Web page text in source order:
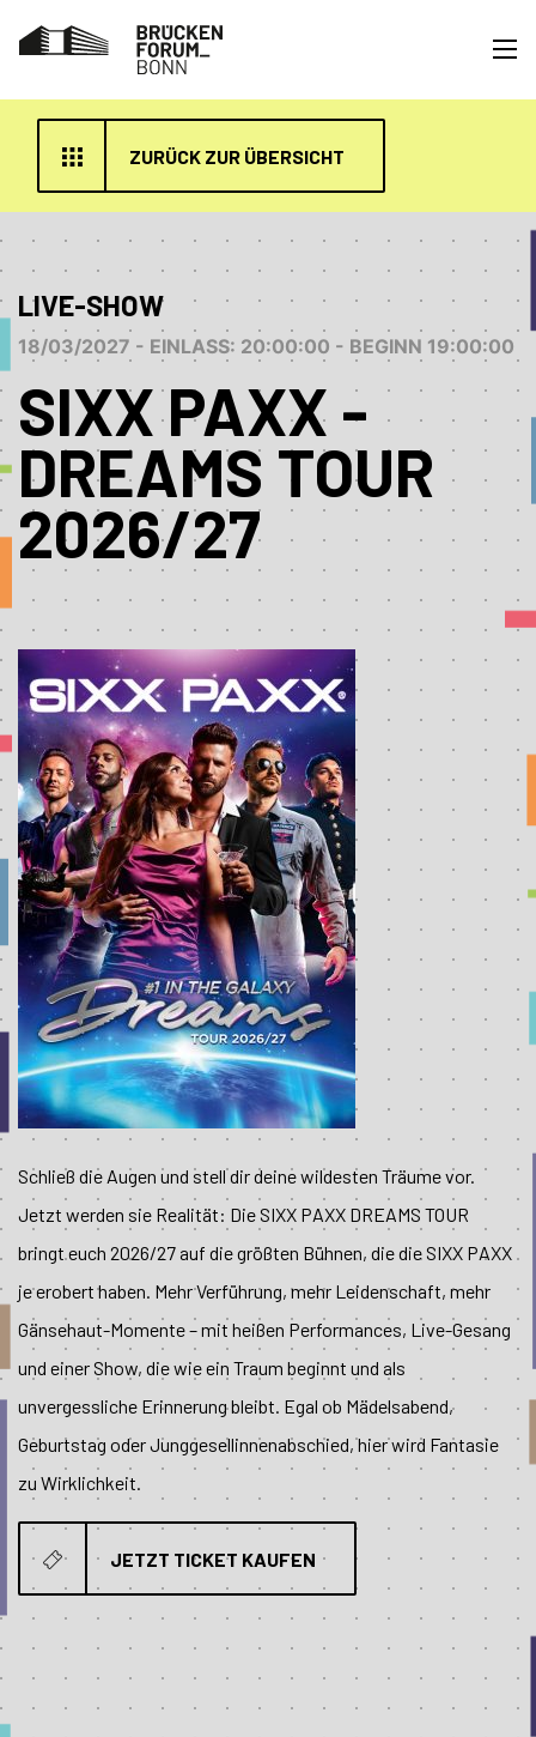
ZURÜCK ZUR ÜBERSICHT
LIVE-SHOW
18/03/2027 - EINLASS: 20:00:00 - BEGINN 19:00:00
SIXX PAXX -
DREAMS TOUR
2026/27
Schließ die Augen und stell dir deine wildesten Träume vor.
Jetzt werden sie Realität: Die SIXX PAXX DREAMS TOUR
bringt euch 2026/27 auf die größten Bühnen, die die SIXX PAXX
je erobert haben. Mehr Verführung, mehr Leidenschaft, mehr
Gänsehaut-Momente – mit heißen Performances, Live-Gesang
und einer Show, die wie ein Traum beginnt und als
unvergessliche Erinnerung bleibt. Egal ob Mädelsabend,
Geburtstag oder Junggesellinnenabschied, hier wird Fantasie
zu Wirklichkeit.
JETZT TICKET KAUFEN